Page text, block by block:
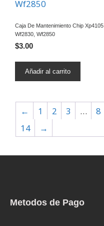
Caja De Mantenimiento Chip Xp4105 ,
Wf2830, Wf2850
$3.00
Añadir al carrito
← 1 2 3 … 8
14
→
Metodos de Pago